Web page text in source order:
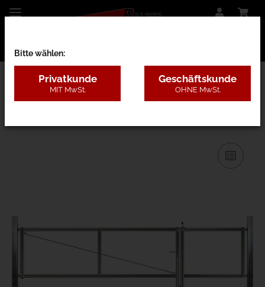
28AE - nur Rahmen m. Pfosten
Bitte wählen:
Privatkunde
MIT MwSt.
Geschäftskunde
OHNE MwSt.